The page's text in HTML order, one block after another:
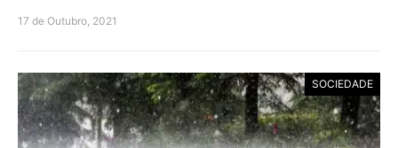
17 de Outubro, 2021
SOCIEDADE